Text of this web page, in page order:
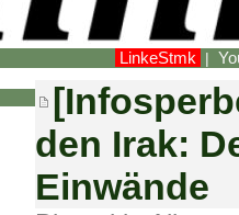
LinkeStmk |
den Irak:
Einwände